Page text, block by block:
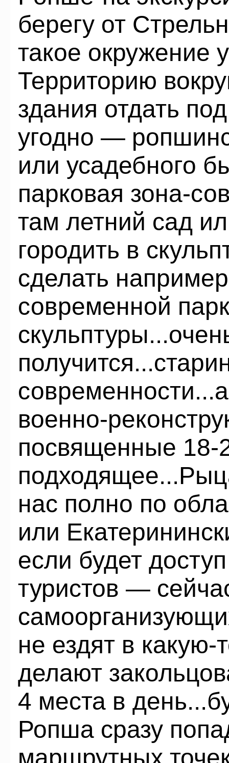
берегу от
такое окружение
Территорию
здания отдать
угодно —
или усадебного
парковая зона-
там летний сад
городить в
сделать
современной
военно-
посвященные 18-
нас полно по
или
если будет
туристов —
не ездят в
делают
4 места в
Ропша сразу
маршрутных